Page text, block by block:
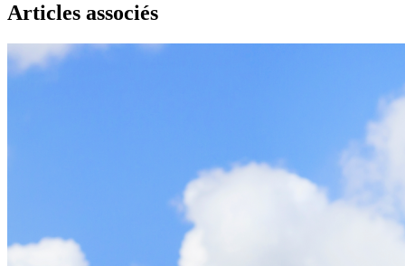
Articles associés